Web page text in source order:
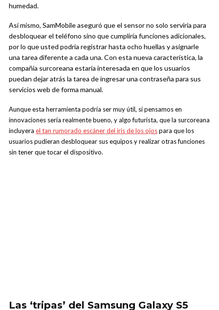
humedad.
Así mismo, SamMobile aseguró que el sensor no solo serviría para
desbloquear el teléfono sino que cumpliría funciones adicionales,
por lo que usted podría registrar hasta ocho huellas y asignarle
una tarea diferente a cada una. Con esta nueva característica, la
compañía surcoreana estaría interesada en que los usuarios
puedan dejar atrás la tarea de ingresar una contraseña para sus
servicios web de forma manual.
Aunque esta herramienta podría ser muy útil, si pensamos en
innovaciones sería realmente bueno, y algo futurista, que la surcoreana
incluyera el tan rumorado escáner del iris de los ojospara que los
usuarios pudieran desbloquear sus equipos y realizar otras funciones
sin tener que tocar el dispositivo.
Las ‘tripas’ del Samsung Galaxy S5